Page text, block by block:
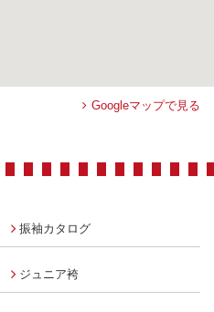
Googleマップで見る
振袖カタログ
ジュニア袴